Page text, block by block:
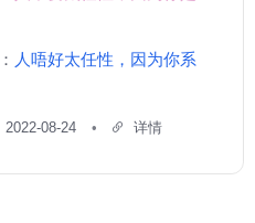
人唔好太任性，因为你系
2022-08-24 详情